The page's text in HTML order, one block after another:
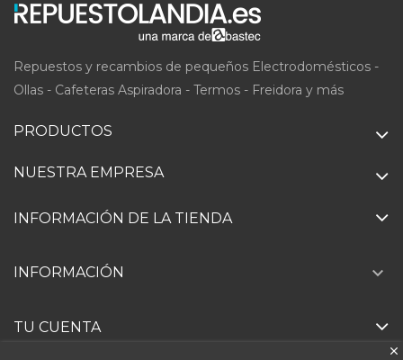
Repuestos y recambios de pequeños Electrodomésticos -
Ollas - Cafeteras Aspiradora - Termos - Freidora y más
PRODUCTOS
NUESTRA EMPRESA
INFORMACIÓN DE LA TIENDA
INFORMACIÓN 
TU CUENTA